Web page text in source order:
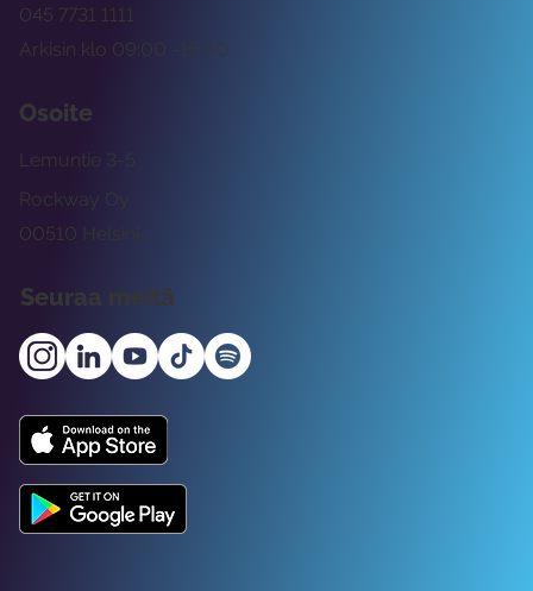
Arkisin klo 09:00 -15:00
045 7731 1111
Osoite
Rockway Oy
Lemuntie 3-5
00510 Helsinki
Seuraa meitä